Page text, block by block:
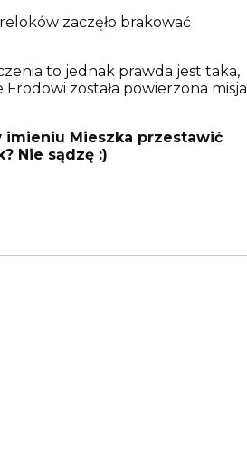
zaczęło brakować
to jednak prawda jest taka,
została powierzona misja
Mieszka przestawić
Nie sądzę :)